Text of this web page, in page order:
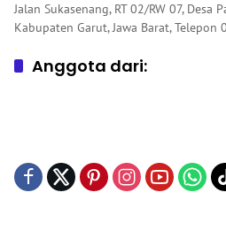
Jalan Sukasenang, RT 02/RW 07, Desa
Kabupaten Garut, Jawa Barat,
Anggota dari: